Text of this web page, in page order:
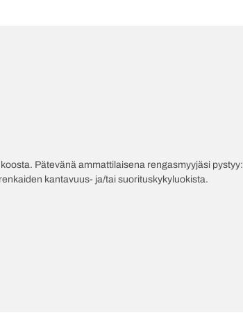
Pätevänä ammattilaisena rengasmyyjäsi pystyy:
kantavuus- ja/tai suorituskykyluokista.